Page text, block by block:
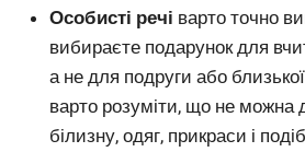
Особисті речі варто точно
вибираєте подарунок для
а не для подруги або
варто розуміти, що не можна
білизну, одяг, прикраси і